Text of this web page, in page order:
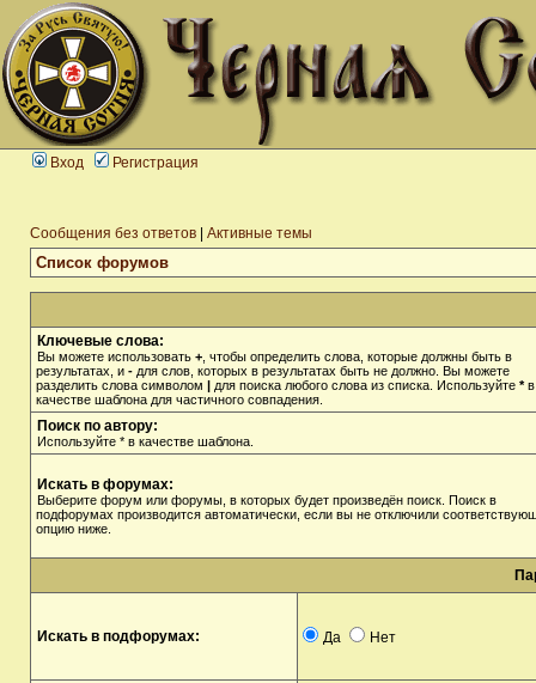
Вход Регистрация
Сообщения без ответов Активные темы
Список форумов
Ключевые слова:
Вы можете использовать + , чтобы определить слова, которые должны быть в
результатах, и - для слов, которых в результатах быть не должно. Вы можете
разделить слова символом | для поиска любого слова из списка. Используйте *в
качестве шаблона для частичного совпадения.
Поиск по автору:
Используйте * в качестве шаблона.
Искать в форумах:
Выберите форум или форумы, в которых будет произведён поиск. Поиск в
подфорумах производится автоматически, если вы не отключили
опцию ниже.
Искать в подфорумах: Да Нет